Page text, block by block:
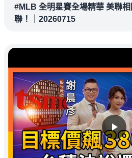
#MLB 全明星賽全場精華 美聯
聯！｜20260715